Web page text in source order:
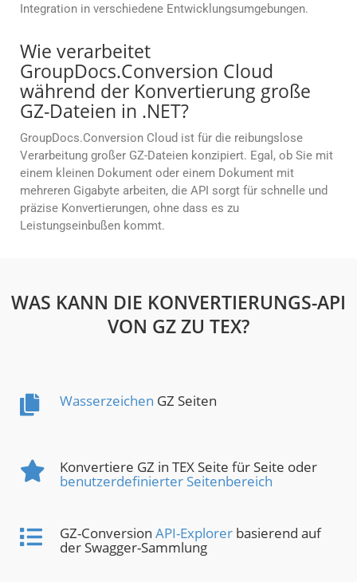
Integration in verschiedene Entwicklungsumgebungen.
Wie verarbeitet
GroupDocs.Conversion Cloud
während der Konvertierung große
GZ-Dateien in .NET?
GroupDocs.Conversion Cloud ist für die reibungslose
Verarbeitung großer GZ-Dateien konzipiert. Egal, ob Sie mit
einem kleinen Dokument oder einem Dokument mit
mehreren Gigabyte arbeiten, die API sorgt für schnelle und
präzise Konvertierungen, ohne dass es zu
Leistungseinbußen kommt.
WAS KANN DIE KONVERTIERUNGS-API
VON GZ ZU TEX?
Wasserzeichen GZ Seiten
Konvertiere GZ in TEX Seite für Seite oder
benutzerdefinierter Seitenbereich
GZ-Conversion API-Explorer basierend auf
der Swagger-Sammlung